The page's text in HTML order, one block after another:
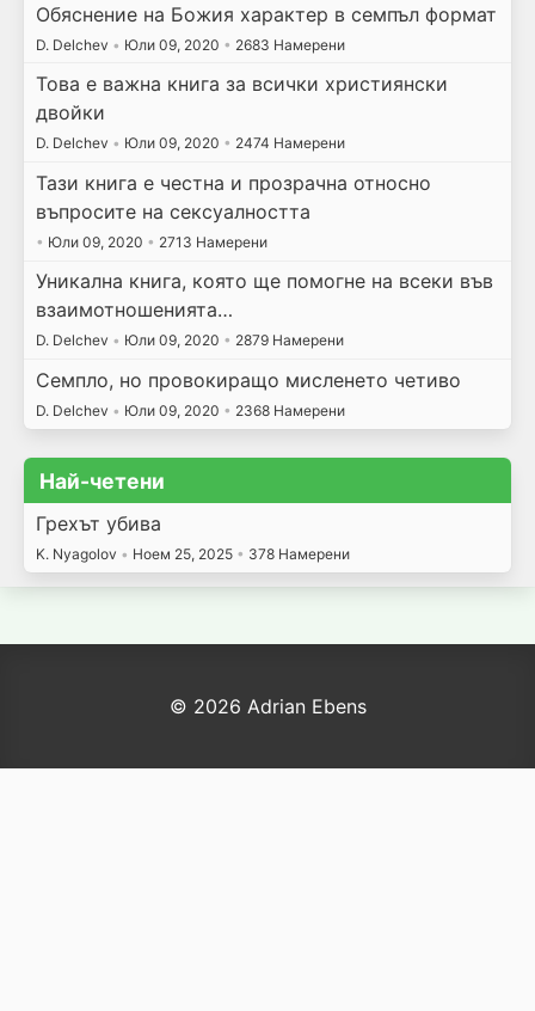
Обяснение на Божия характер в семпъл формат
D. Delchev • Юли 09, 2020 • 2683 Намерени
Това е важна книга за всички християнски
двойки
D. Delchev • Юли 09, 2020 • 2474 Намерени
Тази книга е честна и прозрачна относно
въпросите на сексуалността
• Юли 09, 2020 • 2713 Намерени
Уникална книга, която ще помогне на всеки във
взаимотношенията…
D. Delchev • Юли 09, 2020 • 2879 Намерени
Семпло, но провокиращо мисленето четиво
D. Delchev • Юли 09, 2020 • 2368 Намерени
Най-четени
Грехът убива
K. Nyagolov • Ноем 25, 2025 • 378 Намерени
© 2026 Adrian Ebens